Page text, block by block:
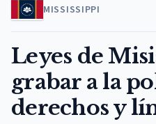
MISSISSIPPI
Leyes de
grabar a la
derechos y